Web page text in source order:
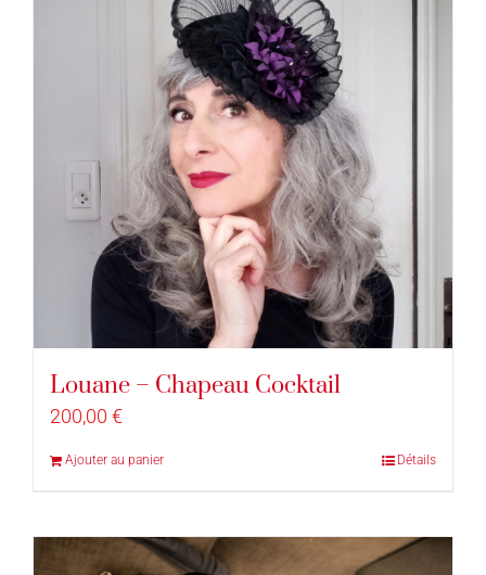
Louane – Chapeau Cocktail
200,00 €
Ajouter au panier Détails